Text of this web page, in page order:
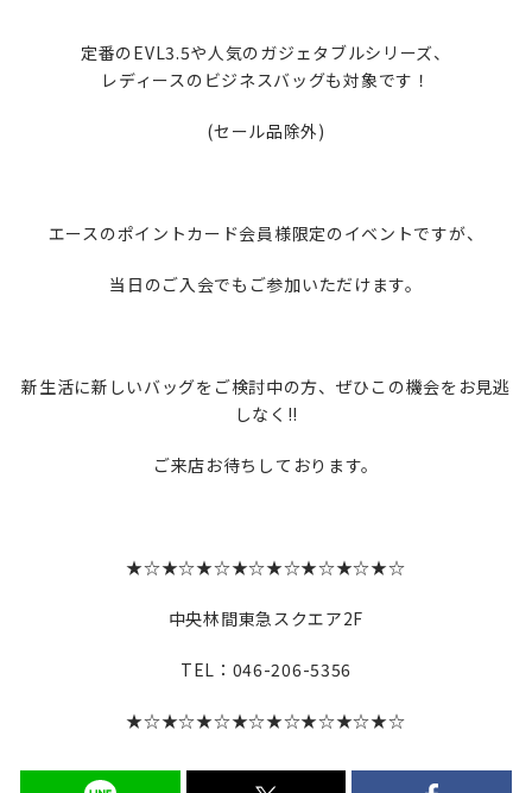
定番のEVL3.5や人気のガジェタブルシリーズ、
レディースのビジネスバッグも対象です！
(セール品除外)
エースのポイントカード会員様限定のイベントですが、
当日のご入会でもご参加いただけます。
新生活に新しいバッグをご検討中の方、ぜひこの機会をお見逃
しなく‼
ご来店お待ちしております。
★☆★☆★☆★☆★☆★☆★☆★☆
中央林間東急スクエア2F
TEL：046-206-5356
★☆★☆★☆★☆★☆★☆★☆★☆